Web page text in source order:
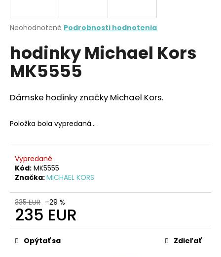
Priemerné
produktu
je
0,0
hviezdičiek.
Neohodnotené Podrobnosti hodnotenia
hodinky Michael Kors
MK5555
Dámske hodinky značky Michael Kors.
Položka bola vypredaná…
Vypredané
Kód: MK5555
Značka:MICHAEL KORS
335 EUR –29 %
235 EUR
Jednotková
cena:Opýtať sa Zdieľať
j
ť
?
O
d
p
o
ú
m